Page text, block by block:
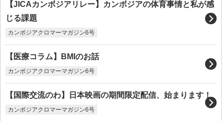
【JICAカンボジアリレー】カンボジアの体育事情と私が感
じる課題
カンボジアクロマーマガジン6号
【医療コラム】BMIのお話
カンボジアクロマーマガジン6号
【国際交流のわ】日本映画の期間限定配信、始まります！
カンボジアクロマーマガジン6号